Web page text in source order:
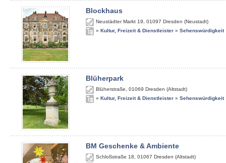
Blockhaus
Neustädter Markt 19 01097 Dresden (Neustadt)
» Kultur, Freizeit & Dienstleister » Sehenswürdigkeit
Blüherpark
Blüherstraße 01069 Dresden (Altstadt)
» Kultur, Freizeit & Dienstleister » Sehenswürdigkeit
BM Geschenke & Ambiente
Schloßstraße 18 01067 Dresden (Altstadt)